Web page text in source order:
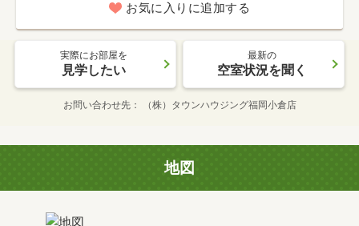
お気に入りに追加する
実際にお部屋を
見学したい
最新の
空室状況を聞く
お問い合わせ先 （株）タウンハウジング福岡小倉店
地図